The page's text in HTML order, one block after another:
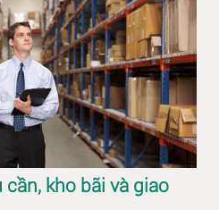
kho bãi và giao